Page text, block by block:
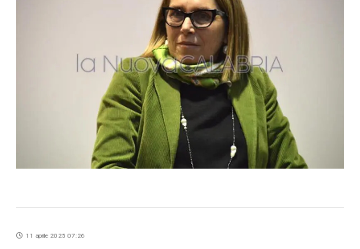
11 aprile 2025 07:26